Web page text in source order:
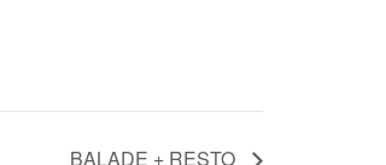
BALADE + RESTO